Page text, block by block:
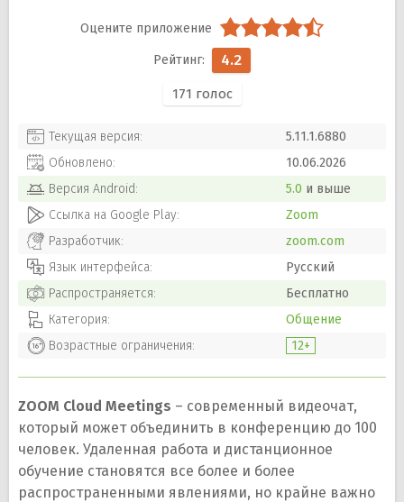
4.2
171 голос
Текущая версия:
5.11.1.6880
Обновлено:
10.06.2026
Версия Android: 5.0 и выше
Ссылка на Google Play:
Zoom
Разработчик:
zoom.com
Язык интерфейса:
Русский
Распространяется:
Бесплатно
Категория:
Общение
Возрастные ограничения:
12+
ZOOM Cloud Meetings – современный видеочат,
который может объединить в конференцию до 100
человек. Удаленная работа и дистанционное
обучение становятся все более и более
распространенными явлениями, но крайне важно